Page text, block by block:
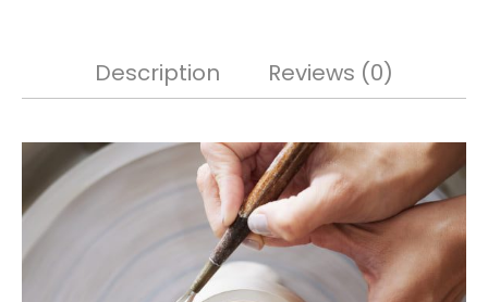
Description Reviews (0)